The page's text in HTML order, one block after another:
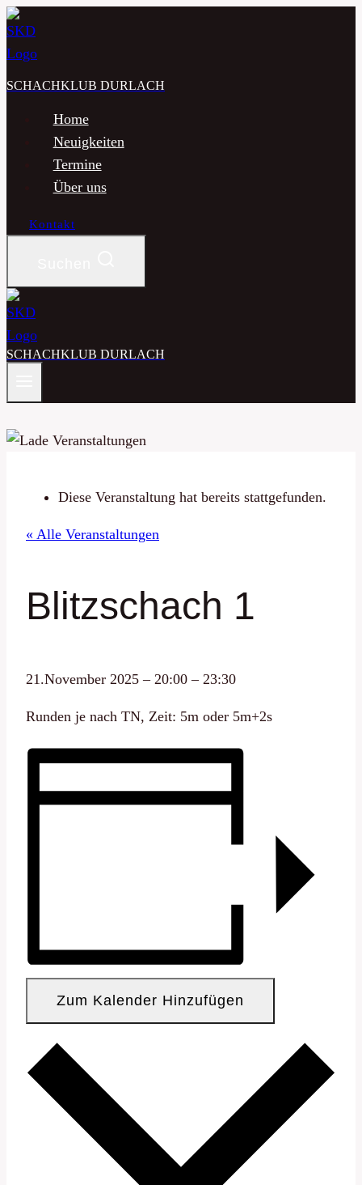
Zum
Inhalt
springen
SCHACHKLUB DURLACH
Home
Neuigkeiten
Termine
Über uns
Kontakt
SCHACHKLUB DURLACH
Diese Veranstaltung hat bereits stattgefunden.
« Alle Veranstaltungen
Blitzschach 1
21.November 2025– 20:00– 23:30
Runden je nach TN, Zeit: 5m oder 5m+2s
Zum Kalender Hinzufügen